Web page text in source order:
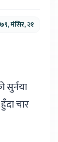
मंसिर, २१
सुर्नया
चार